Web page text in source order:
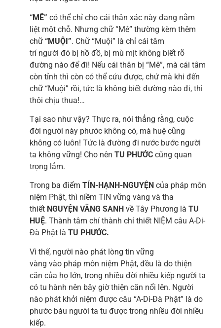
“MÊ” có thể chỉ cho cái thân xác này đang nằm
liệt một chỗ. Nhưng chữ “Mê” thường kèm thêm
chữ “MUỘI”. Chữ “Muội” là chỉ cái tâm
trí người đó bị hồ đồ, bị mù mịt không biết rõ
đường nào để đi! Nếu cái thân bị “Mê”, mà cái tâm
còn tỉnh thì còn có thể cứu được, chứ mà khi đến
chữ “Muội” rồi, tức là không biết đường nào đi, thì
thôi chịu thua!…
Tại sao như vậy? Thực ra, nói thẳng rằng, cuộc
đời người này phước không có, mà huệ cũng
không có luôn! Tức là đường đi nước bước người
ta không vững! Cho nên TU PHƯỚC cũng quan
trọng lắm.
Trong ba điểm TÍN-HẠNH-NGUYỆN của pháp môn
niệm Phật, thì niềm TIN vững vàng và tha
thiết NGUYỆN VÃNG SANH về Tây Phương là TU
HUỆ. Thành tâm chí thành chí thiết NIỆM câu A-Di-
Đà Phật là TU PHƯỚC.
Vì thế, người nào phát lòng tin vững
vàng vào pháp môn niệm Phật, đều là do thiện
căn của họ lớn, trong nhiều đời nhiều kiếp người ta
có tu hành nên bây giờ thiện căn nổi lên. Người
nào phát khởi niệm được câu “A-Di-Đà Phật” là do
phước báu người ta tu được trong nhiều đời nhiều
kiếp.